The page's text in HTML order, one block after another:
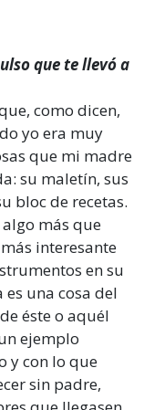
que te llevó a
como dicen,
yo era muy
que mi madre
su maletín, sus
bloc de recetas.
más que
interesante
en su
es una cosa del
éste o aquél
ejemplo
y con lo que
sin padre,